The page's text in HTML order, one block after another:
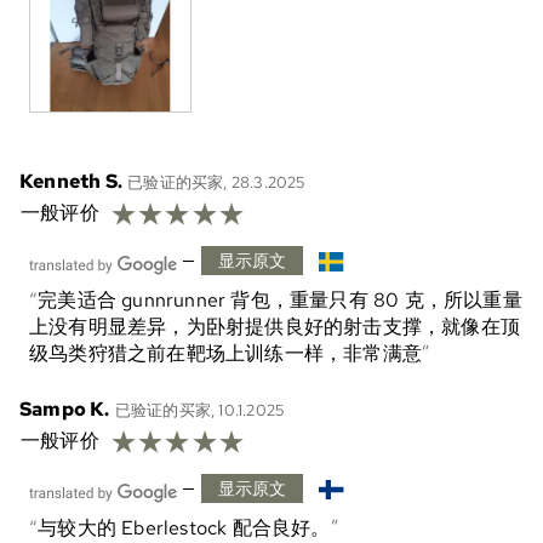
Kenneth S. 已验证的买家, 28.3.2025
一般评价 ☆☆☆☆☆
— 显示原文
完美适合 gunnrunner 背包，重量只有 80 克，所以重量
上没有明显差异，为卧射提供良好的射击支撑，就像在顶
级鸟类狩猎之前在靶场上训练一样，非常满意
Sampo K. 已验证的买家, 10.1.2025
一般评价 ☆☆☆☆☆
— 显示原文
与较大的 Eberlestock 配合良好。